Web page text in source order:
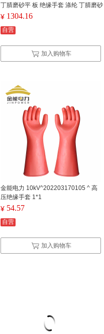
丁腈磨砂平 板 绝缘手套 涤纶 丁腈磨砂
防滑手套 13针
¥ 1304.16
自营
加入购物车
金能电力 10kV^202203170105 ^ 高
压绝缘手套 1*1
¥ 54.57
自营
加入购物车